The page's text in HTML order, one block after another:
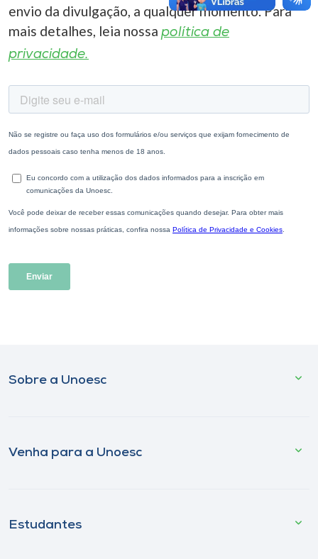
envio da divulgação, a qualquer momento. Para
mais detalhes, leia nossa política de
privacidade.
Sobre a Unoesc
Venha para a Unoesc
Estudantes